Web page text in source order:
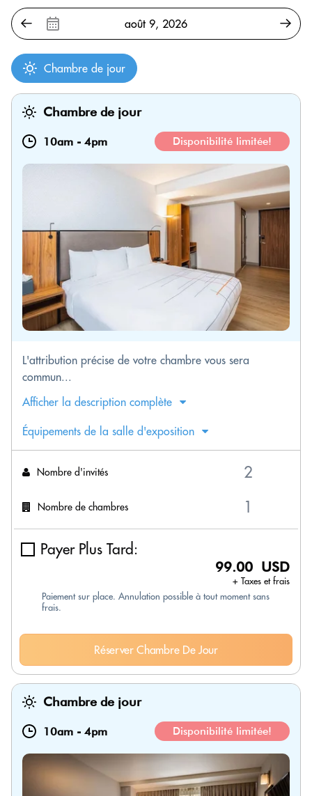
Chambre de jour
Chambre de jour
10am - 4pm Disponibilité limitée!
L'attribution précise de votre chambre vous sera
commun...
Afficher la description complète
Équipements de la salle d'exposition
Nombre d'invités
Nombre de chambres
Payer Plus Tard:
99.00 USD
+ Taxes et frais
Paiement sur place. Annulation possible à tout moment sans
frais.
Réserver Chambre De Jour
Chambre de jour
10am - 4pm Disponibilité limitée!